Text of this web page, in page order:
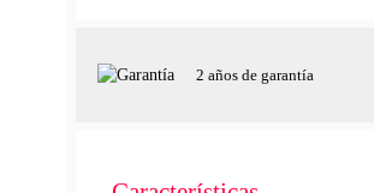
2 años de garantía